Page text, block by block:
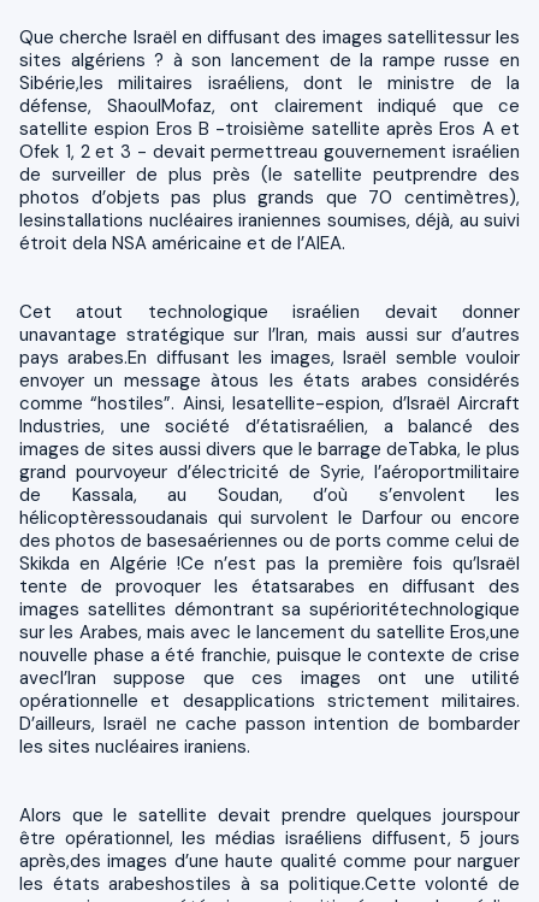
Que cherche Israël en diffusant des images satellitessur les
sites algériens ? à son lancement de la rampe russe en
Sibérie,les militaires israéliens, dont le ministre de la
défense, ShaoulMofaz, ont clairement indiqué que ce
satellite espion Eros B -troisième satellite après Eros A et
Ofek 1, 2 et 3 - devait permettreau gouvernement israélien
de surveiller de plus près (le satellite peutprendre des
photos d’objets pas plus grands que 70 centimètres),
lesinstallations nucléaires iraniennes soumises, déjà, au suivi
étroit dela NSA américaine et de l’AIEA.
Cet atout technologique israélien devait donner
unavantage stratégique sur l’Iran, mais aussi sur d’autres
pays arabes.En diffusant les images, Israël semble vouloir
envoyer un message àtous les états arabes considérés
comme “hostiles”. Ainsi, lesatellite-espion, d’Israël Aircraft
Industries, une société d’étatisraélien, a balancé des
images de sites aussi divers que le barrage deTabka, le plus
grand pourvoyeur d’électricité de Syrie, l’aéroportmilitaire
de Kassala, au Soudan, d’où s’envolent les
hélicoptèressoudanais qui survolent le Darfour ou encore
des photos de basesaériennes ou de ports comme celui de
Skikda en Algérie !Ce n’est pas la première fois qu’Israël
tente de provoquer les étatsarabes en diffusant des
images satellites démontrant sa supérioritétechnologique
sur les Arabes, mais avec le lancement du satellite Eros,une
nouvelle phase a été franchie, puisque le contexte de crise
avecl’Iran suppose que ces images ont une utilité
opérationnelle et desapplications strictement militaires.
D’ailleurs, Israël ne cache passon intention de bombarder
les sites nucléaires iraniens.
Alors que le satellite devait prendre quelques jourspour
être opérationnel, les médias israéliens diffusent, 5 jours
après,des images d’une haute qualité comme pour narguer
les états arabeshostiles à sa politique.Cette volonté de